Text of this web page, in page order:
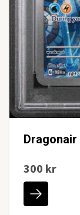
Dragonair
300 kr